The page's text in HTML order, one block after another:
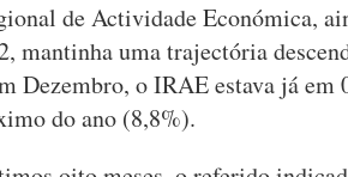
de Actividade Económica,
mantinha uma trajectória
Dezembro, o IRAE estava já
do ano (8,8%).